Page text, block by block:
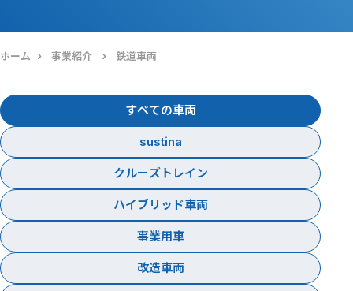
ホーム › 事業紹介 › 鉄道車両
sustina
クルーズトレイン
ハイブリッド車両
事業用車
改造車両
すべての車両